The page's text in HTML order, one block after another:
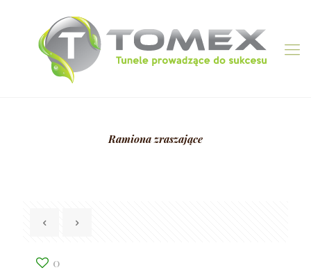
Ramiona zraszające
0